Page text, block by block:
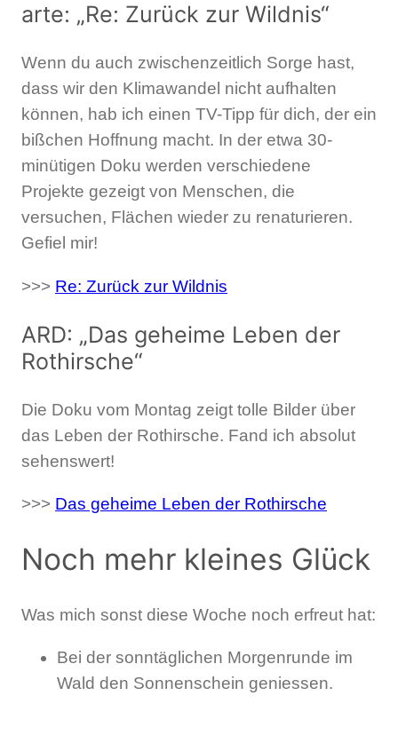
arte: „Re: Zurück zur Wildnis“
Wenn du auch zwischenzeitlich Sorge hast,
dass wir den Klimawandel nicht aufhalten
können, hab ich einen TV-Tipp für dich, der ein
bißchen Hoffnung macht. In der etwa 30-
minütigen Doku werden verschiedene
Projekte gezeigt von Menschen, die
versuchen, Flächen wieder zu renaturieren.
Gefiel mir!
>>> Re: Zurück zur Wildnis
ARD: „Das geheime Leben der
Rothirsche“
Die Doku vom Montag zeigt tolle Bilder über
das Leben der Rothirsche. Fand ich absolut
sehenswert!
>>> Das geheime Leben der Rothirsche
Noch mehr kleines Glück
Was mich sonst diese Woche noch erfreut hat:
Bei der sonntäglichen Morgenrunde im
Wald den Sonnenschein geniessen.